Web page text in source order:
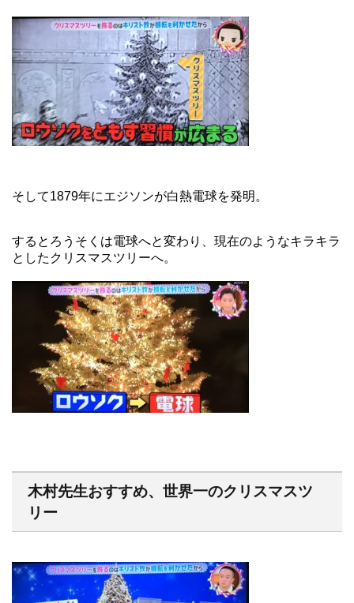
そして1879年にエジソンが白熱電球を発明。
するとろうそくは電球へと変わり、現在のようなキラキラ
としたクリスマスツリーへ。
木村先生おすすめ、世界一のクリスマスツ
リー